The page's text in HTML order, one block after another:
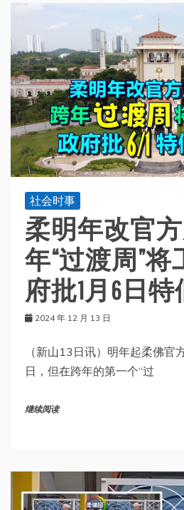
社会时事
柔明年改官
年“过渡周”将
府批1月6日
2024 年 12 月 13 日
（新山13日讯）明年起柔佛官
日，但在跨年的第一个“过
继续阅读